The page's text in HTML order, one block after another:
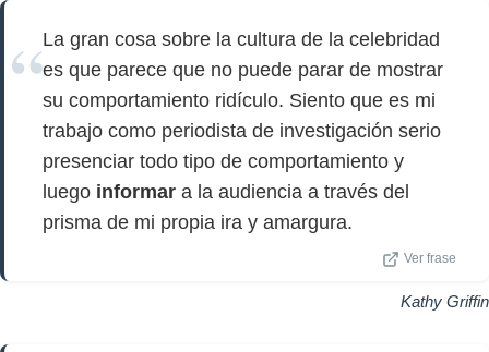
La gran cosa sobre la cultura de la celebridad
es que parece que no puede parar de mostrar
su comportamiento ridículo. Siento que es mi
trabajo como periodista de investigación serio
presenciar todo tipo de comportamiento y
luego informar a la audiencia a través del
prisma de mi propia ira y amargura.
Ver frase
Kathy Griffin